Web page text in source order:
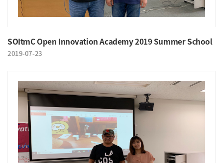
SOItmC Open Innovation Academy 2019 Summer School
2019-07-23